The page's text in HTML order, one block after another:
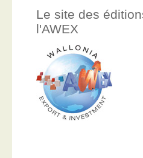
Le site des
l'AWEX